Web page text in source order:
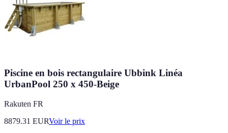
Piscine en bois rectangulaire Ubbink Linéa
UrbanPool 250 x 450-Beige
Rakuten FR
8879.31 EURVoir le prix